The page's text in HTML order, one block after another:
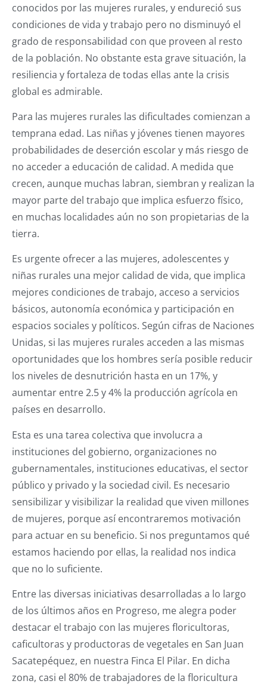
conocidos por las mujeres rurales, y endureció sus
condiciones de vida y trabajo pero no disminuyó el
grado de responsabilidad con que proveen al resto
de la población. No obstante esta grave situación, la
resiliencia y fortaleza de todas ellas ante la crisis
global es admirable.
Para las mujeres rurales las dificultades comienzan a
temprana edad. Las niñas y jóvenes tienen mayores
probabilidades de deserción escolar y más riesgo de
no acceder a educación de calidad. A medida que
crecen, aunque muchas labran, siembran y realizan la
mayor parte del trabajo que implica esfuerzo físico,
en muchas localidades aún no son propietarias de la
tierra.
Es urgente ofrecer a las mujeres, adolescentes y
niñas rurales una mejor calidad de vida, que implica
mejores condiciones de trabajo, acceso a servicios
básicos, autonomía económica y participación en
espacios sociales y políticos. Según cifras de Naciones
Unidas, si las mujeres rurales acceden a las mismas
oportunidades que los hombres sería posible reducir
los niveles de desnutrición hasta en un 17%, y
aumentar entre 2.5 y 4% la producción agrícola en
países en desarrollo.
Esta es una tarea colectiva que involucra a
instituciones del gobierno, organizaciones no
gubernamentales, instituciones educativas, el sector
público y privado y la sociedad civil. Es necesario
sensibilizar y visibilizar la realidad que viven millones
de mujeres, porque así encontraremos motivación
para actuar en su beneficio. Si nos preguntamos qué
estamos haciendo por ellas, la realidad nos indica
que no lo suficiente.
Entre las diversas iniciativas desarrolladas a lo largo
de los últimos años en Progreso, me alegra poder
destacar el trabajo con las mujeres floricultoras,
caficultoras y productoras de vegetales en San Juan
Sacatepéquez, en nuestra Finca El Pilar. En dicha
zona, casi el 80% de trabajadores de la floricultura